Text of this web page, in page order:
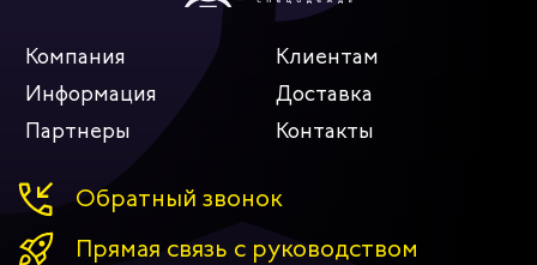
Компания
Клиентам
Информация
Доставка
Партнеры
Контакты
Обратный звонок
Прямая связь с руководством